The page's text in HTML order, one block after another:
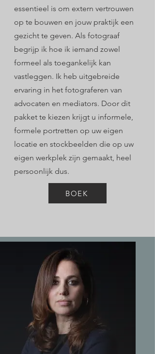
essentieel is om extern vertrouwen
op te bouwen en jouw praktijk een
gezicht te geven. Als fotograaf
begrijp ik hoe ik iemand zowel
formeel als toegankelijk kan
vastleggen. Ik heb uitgebreide
ervaring in het fotograferen van
advocaten en mediators. Door dit
pakket te kiezen krijgt u informele,
formele portretten op uw eigen
locatie en stockbeelden die op uw
eigen werkplek zijn gemaakt, heel
persoonlijk dus.
BOEK